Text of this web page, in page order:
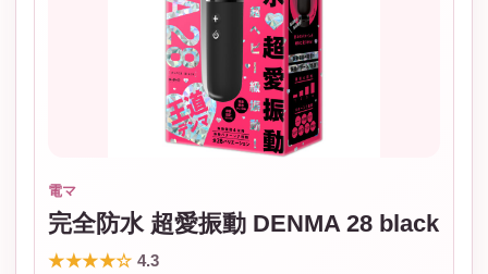
電マ
完全防水 超愛振動 DENMA 28 black
★★★★☆ 4.3